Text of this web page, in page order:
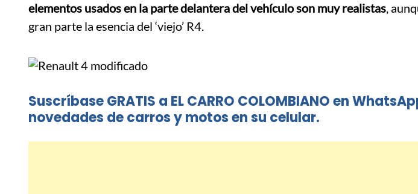
elementos usados en la parte delantera del vehículo son muy realistas,
gran parte la esencia del ‘viejo’ R4.
Suscríbase GRATIS a EL CARRO COLOMBIANO en
novedades de carros y motos en su celular.